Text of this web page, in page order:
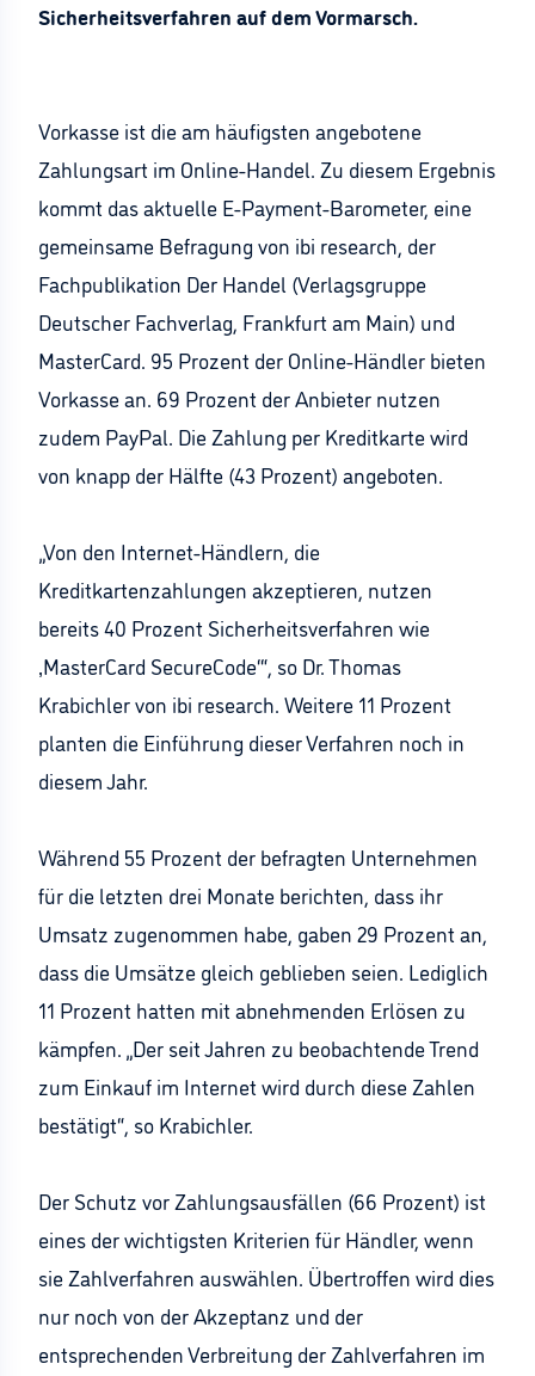
Sicherheitsverfahren auf dem Vormarsch.
Vorkasse ist die am häufigsten angebotene
Zahlungsart im Online-Handel. Zu diesem Ergebnis
kommt das aktuelle E-Payment-Barometer, eine
gemeinsame Befragung von ibi research, der
Fachpublikation Der Handel (Verlagsgruppe
Deutscher Fachverlag, Frankfurt am Main) und
MasterCard. 95 Prozent der Online-Händler bieten
Vorkasse an. 69 Prozent der Anbieter nutzen
zudem PayPal. Die Zahlung per Kreditkarte wird
von knapp der Hälfte (43 Prozent) angeboten.
„Von den Internet-Händlern, die
Kreditkartenzahlungen akzeptieren, nutzen
bereits 40 Prozent Sicherheitsverfahren wie
‚MasterCard SecureCode‘“, so Dr. Thomas
Krabichler von ibi research. Weitere 11 Prozent
planten die Einführung dieser Verfahren noch in
diesem Jahr.
Während 55 Prozent der befragten Unternehmen
für die letzten drei Monate berichten, dass ihr
Umsatz zugenommen habe, gaben 29 Prozent an,
dass die Umsätze gleich geblieben seien. Lediglich
11 Prozent hatten mit abnehmenden Erlösen zu
kämpfen. „Der seit Jahren zu beobachtende Trend
zum Einkauf im Internet wird durch diese Zahlen
bestätigt“, so Krabichler.
Der Schutz vor Zahlungsausfällen (66 Prozent) ist
eines der wichtigsten Kriterien für Händler, wenn
sie Zahlverfahren auswählen. Übertroffen wird dies
nur noch von der Akzeptanz und der
entsprechenden Verbreitung der Zahlverfahren im